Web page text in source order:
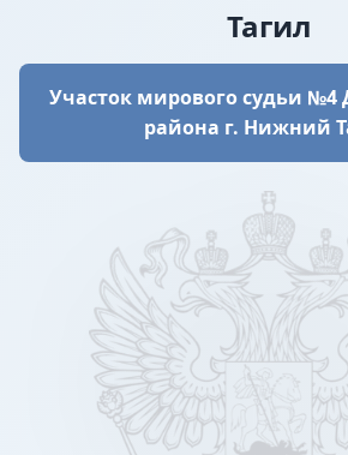
Тагил
Участок мирового судьи №4
района г. Нижний